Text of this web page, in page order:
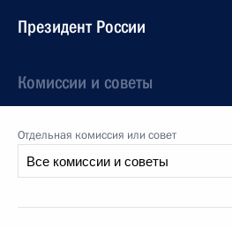
Президент России
Комиссии и советы
Отдельная комиссия или совет